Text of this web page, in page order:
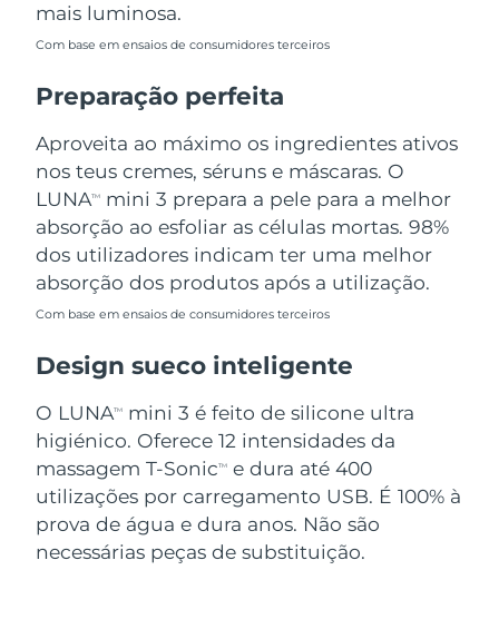
mais luminosa.
Com base em ensaios de consumidores terceiros
Preparação perfeita
Aproveita ao máximo os ingredientes ativos
nos teus cremes, séruns e máscaras. O
LUNATM
mini 3 prepara a pele para a melhor
absorção ao esfoliar as células mortas. 98%
dos utilizadores indicam ter uma melhor
absorção dos produtos após a utilização.
Com base em ensaios de consumidores terceiros
Design sueco inteligente
O LUNATM
mini 3 é feito de silicone ultra
higiénico. Oferece 12 intensidades da
massagem T-SonicTM
e dura até 400
utilizações por carregamento USB. É 100% à
prova de água e dura anos. Não são
necessárias peças de substituição.
Reino Unido
Vietnã Entrega prevista